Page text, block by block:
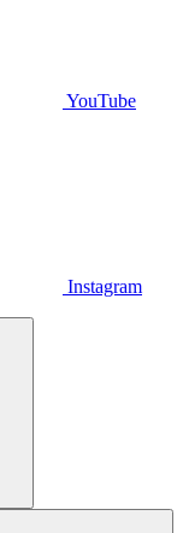
YouTube
Instagram